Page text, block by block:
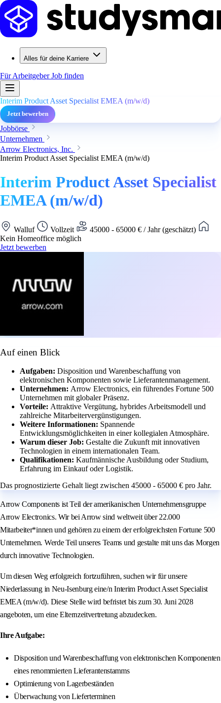
Alles für deine Karriere
Für ArbeitgeberJob finden
Interim Product Asset Specialist EMEA (m/w/d)
Jetzt bewerben
Jobbörse
Unternehmen
Arrow Electronics, Inc.
Interim Product Asset Specialist EMEA (m/w/d)
Interim Product Asset Specialist
EMEA (m/w/d)
Walluf Vollzeit
45000 - 65000 € / Jahr (geschätzt)
Kein Homeoffice möglich
Jetzt bewerben
Auf einen Blick
Aufgaben: Disposition und Warenbeschaffung von
elektronischen Komponenten sowie Lieferantenmanagement.
Unternehmen: Arrow Electronics, ein führendes Fortune 500
Unternehmen mit globaler Präsenz.
Vorteile: Attraktive Vergütung, hybrides Arbeitsmodell und
zahlreiche Mitarbeitervergünstigungen.
Weitere Informationen: Spannende
Entwicklungsmöglichkeiten in einer kollegialen Atmosphäre.
Warum dieser Job: Gestalte die Zukunft mit innovativen
Technologien in einem internationalen Team.
Qualifikationen: Kaufmännische Ausbildung oder Studium,
Erfahrung im Einkauf oder Logistik.
Das prognostizierte Gehalt liegt zwischen 45000 - 65000 € pro Jahr.
Arrow Components ist Teil der amerikanischen Unternehmensgruppe
Arrow Electronics. Wir bei Arrow sind weltweit über 22.000
Mitarbeiter*innen und gehören zu einem der erfolgreichsten Fortune 500
Unternehmen. Werde Teil unseres Teams und gestalte mit uns das Morgen
durch innovative Technologien.
Um diesen Weg erfolgreich fortzuführen, suchen wir für unsere
Niederlassung in Neu-Isenburg eine/n Interim Product Asset Specialist
EMEA (m/w/d). Diese Stelle wird befristet bis zum 30. Juni 2028
angeboten, um eine Elternzeitvertretung abzudecken.
Ihre Aufgabe:
Disposition und Warenbeschaffung von elektronischen Komponenten
eines renommierten Lieferantenstamms
Optimierung von Lagerbeständen
Überwachung von Lieferterminen